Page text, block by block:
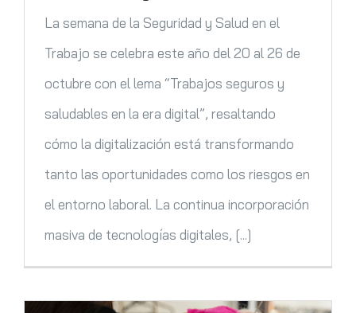
La semana de la Seguridad y Salud en el
Trabajo se celebra este año del 20 al 26 de
octubre con el lema “Trabajos seguros y
saludables en la era digital”, resaltando
cómo la digitalización está transformando
tanto las oportunidades como los riesgos en
el entorno laboral. La continua incorporación
masiva de tecnologías digitales, [...]